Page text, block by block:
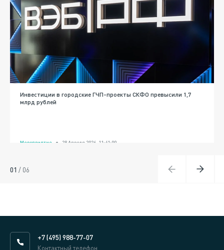
Инвестиции в городские ГЧП-проекты СКФО превысили 1,7
млрд рублей
Мероприятие 28 Апреля 2026, 11:41:00
01 / 06
+7 (495) 988-77-07
Контактный телефон